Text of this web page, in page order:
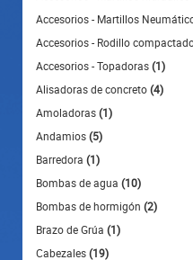
Accesorios - Martillos
Accesorios - Rodillo
Accesorios - Topadoras(1)
Alisadoras de concreto(4)
Amoladoras(1)
Andamios(5)
Barredora (1)
Bombas de agua (10)
Bombas de hormigón (2)
Brazo de Grúa (1)
Cabezales(19)